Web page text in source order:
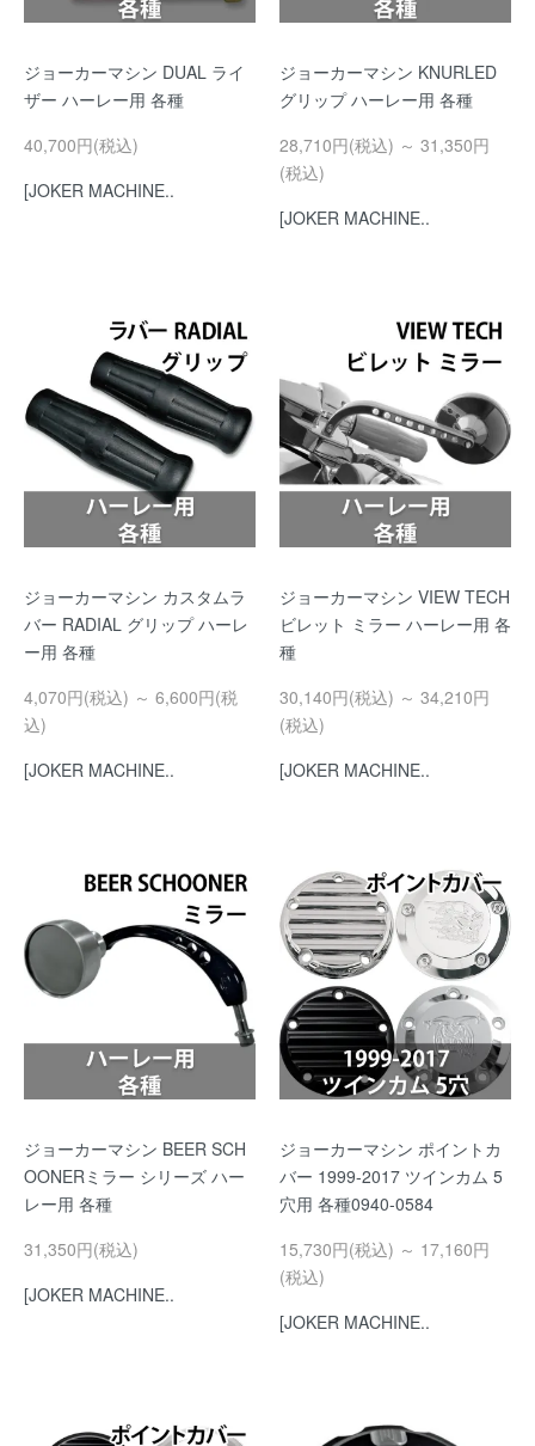
ジョーカーマシン DUAL ライ
ザー ハーレー用 各種
40,700円(税込)
[JOKER MACHINE..
ジョーカーマシン KNURLED
グリップ ハーレー用 各種
28,710円(税込) ～ 31,350円
(税込)
[JOKER MACHINE..
ジョーカーマシン カスタムラ
バー RADIAL グリップ ハーレ
ー用 各種
4,070円(税込) ～ 6,600円(税
込)
[JOKER MACHINE..
ジョーカーマシン VIEW TECH
ビレット ミラー ハーレー用 各
種
30,140円(税込) ～ 34,210円
(税込)
[JOKER MACHINE..
ジョーカーマシン BEER SCH
OONERミラー シリーズ ハー
レー用 各種
31,350円(税込)
[JOKER MACHINE..
ジョーカーマシン ポイントカ
バー 1999-2017 ツインカム 5
穴用 各種0940-0584
15,730円(税込) ～ 17,160円
(税込)
[JOKER MACHINE..